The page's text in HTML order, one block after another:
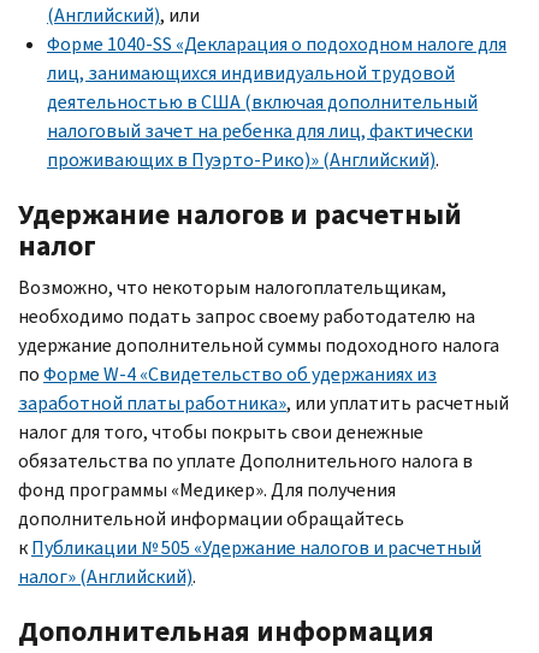
(Английский), или
Форме 1040-SS «Декларация о подоходном налоге для
лиц, занимающихся индивидуальной трудовой
деятельностью в США (включая дополнительный
налоговый зачет на ребенка для лиц, фактически
проживающих в Пуэрто-Рико)» (Английский).
Удержание налогов и расчетный
налог
Возможно, что некоторым налогоплательщикам,
необходимо подать запрос своему работодателю на
удержание дополнительной суммы подоходного налога
поФормеW-4 «Свидетельство об удержаниях из
заработной платы работника», или уплатить расчетный
налог для того, чтобы покрыть свои денежные
обязательства по уплате Дополнительного налога в
фонд программы «Медикер». Для получения
дополнительной информации обращайтесь
кПубликации № 505 «Удержание налогов и расчетный
налог» (Английский).
Дополнительная информация